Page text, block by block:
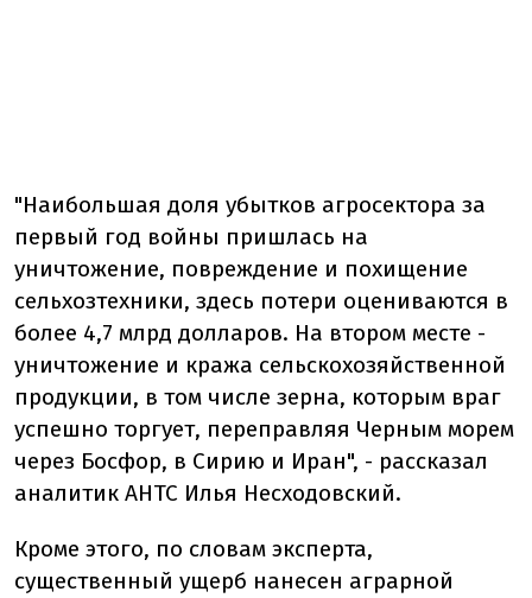
"Наибольшая доля убытков агросектора за
первый год войны пришлась на
уничтожение, повреждение и похищение
сельхозтехники, здесь потери оцениваются в
более 4,7 млрд долларов. На втором месте -
уничтожение и кража сельскохозяйственной
продукции, в том числе зерна, которым враг
успешно торгует, переправляя Черным морем
через Босфор, в Сирию и Иран", - рассказал
аналитик АНТС Илья Несходовский.
Кроме этого, по словам эксперта,
существенный ущерб нанесен аграрной